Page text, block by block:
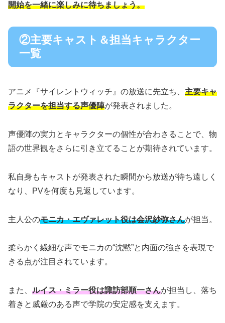
開始を一緒に楽しみに待ちましょう。
②主要キャスト＆担当キャラクター
一覧
アニメ『サイレントウィッチ』の放送に先立ち、 主要キャ
ラクターを担当する声優陣が発表されました。
声優陣の実力とキャラクターの個性が合わさることで、物
語の世界観をさらに引き立てることが期待されています。
私自身もキャストが発表された瞬間から放送が待ち遠しく
なり、PVを何度も見返しています。
主人公のモニカ・エヴァレット役は会沢紗弥さんが担当。
柔らかく繊細な声でモニカの“沈黙”と内面の強さを表現で
きる点が注目されています。
また、 ルイス・ミラー役は諏訪部順一さんが担当し、落ち
着きと威厳のある声で学院の安定感を支えます。